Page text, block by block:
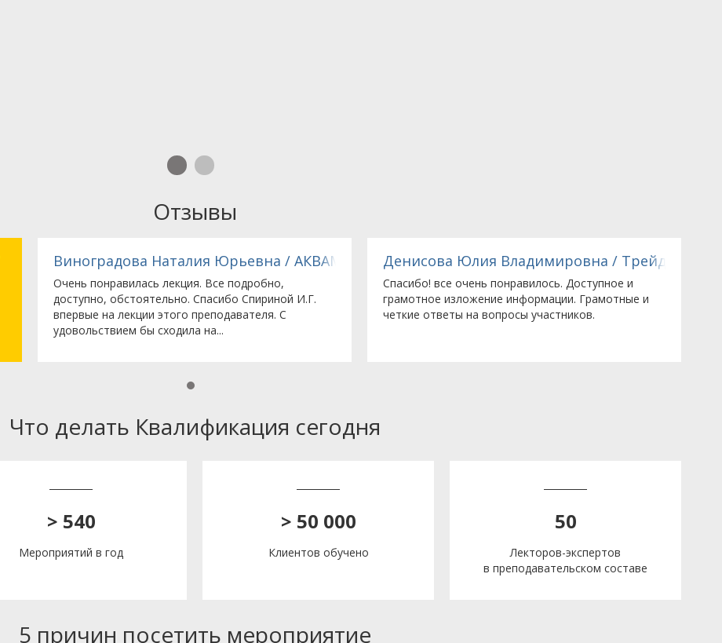
Отзывы
Виноградова Наталия Юрьевна / АКВАМАСТЕР, ООО
Очень понравилась лекция. Все подробно,
доступно, обстоятельно. Спасибо Спириной И.Г.
впервые на лекции этого преподавателя. С
удовольствием бы сходила на...
Денисова Юлия Владимировна / Трейд
Спасибо! все очень понравилось. Доступное и
грамотное изложение информации. Грамотные и
четкие ответы на вопросы участников.
Что делать Квалификация сегодня
> 540
Мероприятий в год
> 50 000
Клиентов обучено
50
Лекторов-экспертов
в преподавательском составе
5 причин посетить мероприятие